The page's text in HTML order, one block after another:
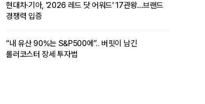
현대차·기아, '2026 레드 닷 어워드' 17관왕…브랜드
경쟁력 입증
“내 유산 90%는 S&P500에”.. 버핏이 남긴
롤러코스터 장세 투자법